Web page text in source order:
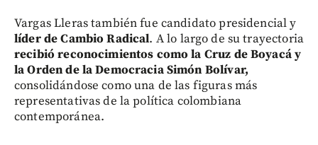
Vargas Lleras también fue candidato presidencial y
líder de Cambio Radical. A lo largo de su trayectoria
recibió reconocimientos como la Cruz de Boyacá y
la Orden de la Democracia Simón Bolívar,
consolidándose como una de las figuras más
representativas de la política colombiana
contemporánea.